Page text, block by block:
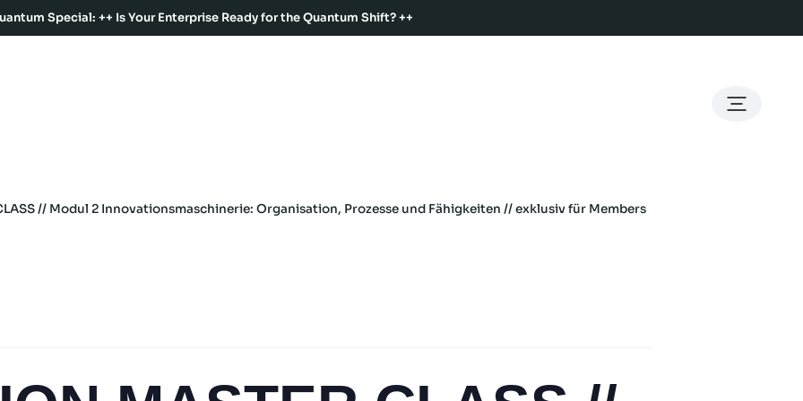
Special: ++ Is Your Enterprise Ready for the Quantum Shift? ++
// Modul 2 Innovationsmaschinerie: Organisation, Prozesse und Fähigkeiten // exklusiv für Members